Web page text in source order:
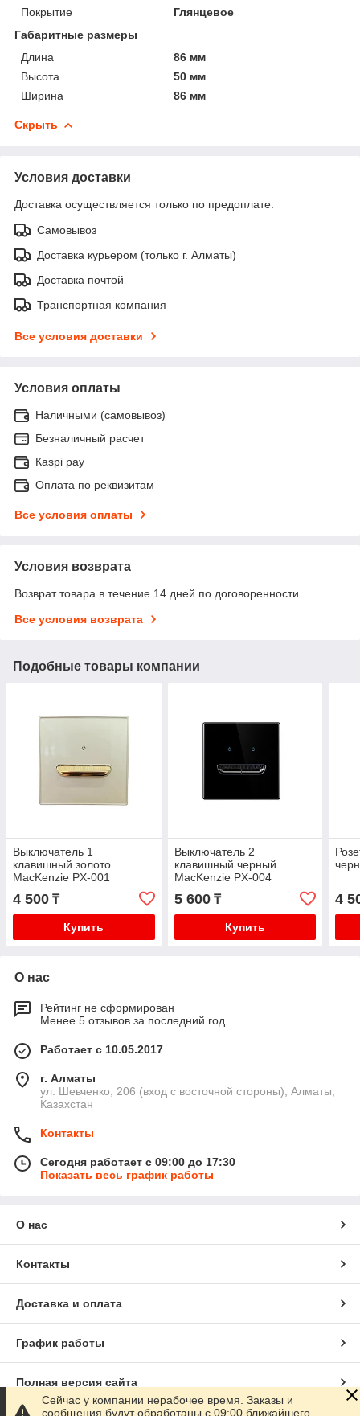
Покрытие
Глянцевое
Габаритные размеры
Длина
86 мм
Высота
50 мм
Ширина
86 мм
Скрыть
Условия доставки
Доставка осуществляется только по предоплате.
Самовывоз
Доставка курьером (только г. Алматы)
Доставка почтой
Транспортная компания
Все условия доставки
Условия оплаты
Наличными (самовывоз)
Безналичный расчет
Каspi pay
Оплата по реквизитам
Все условия оплаты
Условия возврата
Возврат товара в течение 14 дней по договоренности
Все условия возврата
Подобные товары компании
Выключатель 1
клавишный золото
MacKenzie PX-001
4 500 ₸
Купить
Выключатель 2
клавишный черный
MacKenzie PX-004
5 600₸
Купить
4
О нас
Рейтинг не сформирован
Менее 5 отзывов за последний год
Работает с 10.05.2017
г. Алматы
ул. Шевченко, 206 (вход с восточной стороны), Алматы,
Казахстан
Контакты
Сегодня работает с 09:00 до 17:30
Показать весь график работы
О нас
Контакты
Доставка и оплата
График работы
Полная версия сайта
Сейчас у компании нерабочее время. Заказы и
сообщения будут обработаны с 09:00 ближайшего